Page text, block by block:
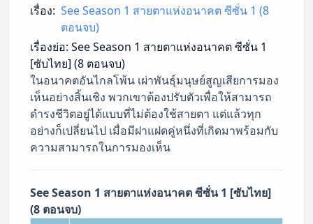
เรื่อง: See Season 1 สายตาแห่งอนาคต ซีซั่น 1 (8
ตอนจบ)
เรื่องย่อ: See Season 1 สายตาแห่งอนาคต ซีซั่น 1
[ซับไทย] (8 ตอนจบ)
ในอนาคตอันไกลโพ้น เผ่าพันธุ์มนุษย์สูญเสียการมอง
เห็นอย่างสิ้นเชิง พวกเขาต้องปรับตัวเพื่อให้สามารถ
ดำรงชีวิตอยู่ได้แบบที่ไม่ต้องใช้สายตา แต่แล้วทุก
อย่างก็เปลี่ยนไป เมื่อมีฝาแฝดคู่หนึ่งที่เกิดมาพร้อมกับ
ความสามารถในการมองเห็น
See Season 1 สายตาแห่งอนาคต ซีซั่น 1 [ซับไทย]
(8 ตอนจบ)